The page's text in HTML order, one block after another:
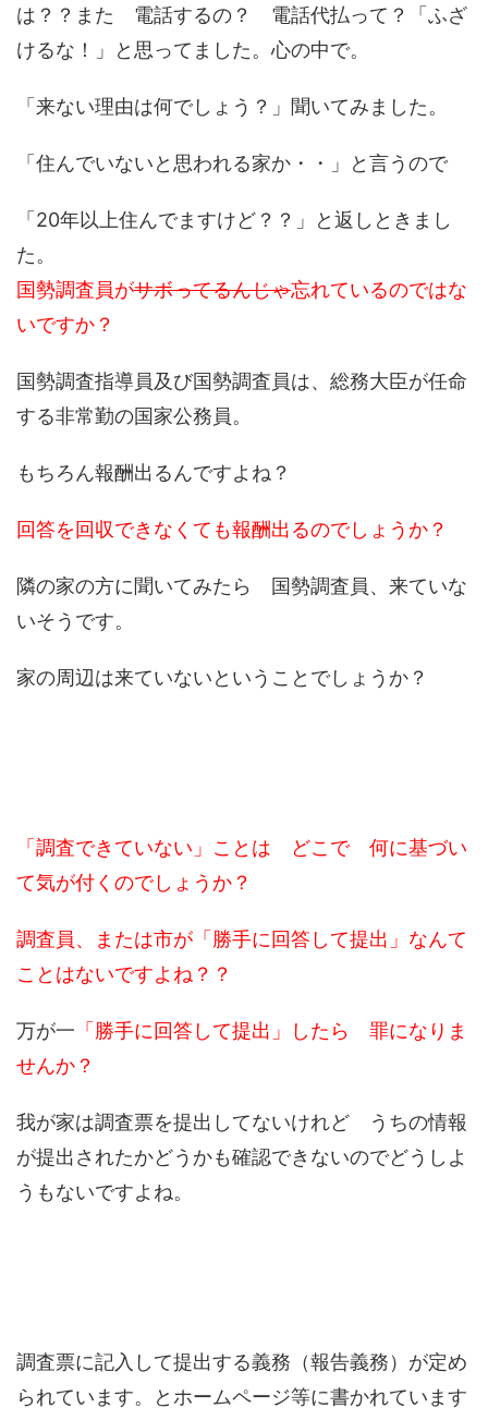
は？？また 電話するの？ 電話代払って？「ふざ
けるな！」と思ってました。心の中で。
「来ない理由は何でしょう？」聞いてみました。
「住んでいないと思われる家か・・」と言うので
「20年以上住んでますけど？？」と返しときまし
た。
国勢調査員がサボってるんじゃ忘れているのではな
いですか？
国勢調査指導員及び国勢調査員は、総務大臣が任命
する非常勤の国家公務員。
もちろん報酬出るんですよね？
回答を回収できなくても報酬出るのでしょうか？
隣の家の方に聞いてみたら 国勢調査員、来ていな
いそうです。
家の周辺は来ていないということでしょうか？
「調査できていない」ことは どこで 何に基づい
て気が付くのでしょうか？
調査員、または市が「勝手に回答して提出」なんて
ことはないですよね？？
万が一 「勝手に回答して提出」したら 罪になりま
せんか？
我が家は調査票を提出してないけれど うちの情報
が提出されたかどうかも確認できないのでどうしよ
うもないですよね。
調査票に記入して提出する義務（報告義務）が定め
られています。とホームページ等に書かれています